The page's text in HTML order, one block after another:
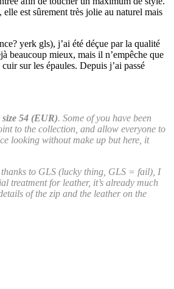
est sûrement très jolie au naturel mais
yerk gls), j’ai été déçue par la qualité
beaucoup mieux, mais il n’empêche que
sur les épaules. Depuis j’ai passé
54 (EUR). Some of you have been
to the collection, and allow everyone to
looking without make up but here, it
to GLS (lucky thing, GLS = fail), I
treatment for leather, it’s already much
of the zip and the leather on the